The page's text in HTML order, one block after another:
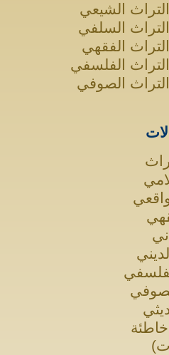
الشيعي
السلفي
الفقهي
الفلسفي
الصوفي